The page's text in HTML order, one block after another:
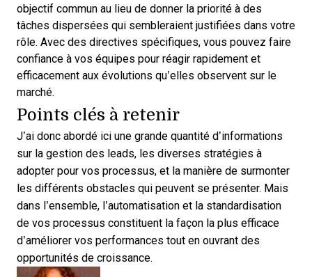
objectif commun au lieu de donner la priorité à des
tâches dispersées qui sembleraient justifiées dans votre
rôle. Avec des directives spécifiques, vous pouvez faire
confiance à vos équipes pour réagir rapidement et
efficacement aux évolutions qu’elles observent sur le
marché.
Points clés à retenir
J’ai donc abordé ici une grande quantité d’informations
sur la gestion des leads, les diverses stratégies à
adopter pour vos processus, et la manière de surmonter
les différents obstacles qui peuvent se présenter. Mais
dans l’ensemble, l’automatisation et la standardisation
de vos processus constituent la façon la plus efficace
d’améliorer vos performances tout en ouvrant des
opportunités de croissance.